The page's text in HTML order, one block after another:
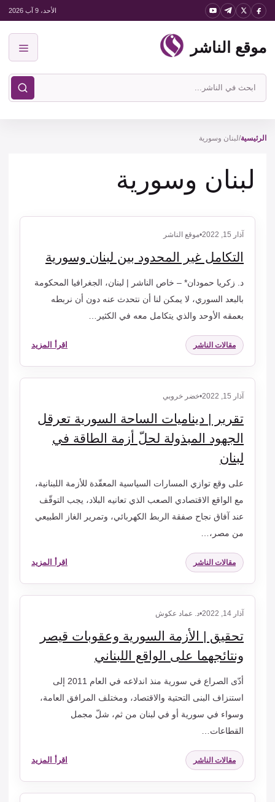
انتقل
المحتوى
الأحد، 9 آب 2026
موقع الناشر
ابحث
في
الناشر
الرئيسية/لبنان وسورية
لبنان وسورية
آذار 15, 2022 •موقع الناشر
التكامل غير المحدود بين لبنان وسورية
د. زكريا حمودان* – خاص الناشر | لبنان، الجغرافيا المحكومة
بالبعد السوري، لا يمكن لنا أن نتحدث عنه دون أن نربطه
بعمقه الأوحد والذي يتكامل معه في الكثير…
مقالات الناشر اقرأ المزيد
آذار 15, 2022 •خضر خروبي
تقرير | ديناميات الساحة السورية تعرقل
الجهود المبذولة لحلّ أزمة الطاقة في
لبنان
على وقع توازي المسارات السياسية المعقّدة للأزمة اللبنانية،
مع الواقع الاقتصادي الصعب الذي تعانيه البلاد، يجب التوقّف
عند آفاق نجاح صفقة الربط الكهربائي، وتمرير الغاز الطبيعي
من مصر،…
مقالات الناشر اقرأ المزيد
آذار 14, 2022 •د. عماد عكوش
تحقيق | الأزمة السورية وعقوبات قيصر
ونتائجهما على الواقع اللبناني
أدّى الصراع في سورية منذ اندلاعه في العام 2011 إلى
استنزاف البنى التحتية والاقتصاد، ومختلف المرافق العامة،
وسواء في سورية أو في لبنان من ثم، شلّ مجمل
القطاعات…
مقالات الناشر اقرأ المزيد